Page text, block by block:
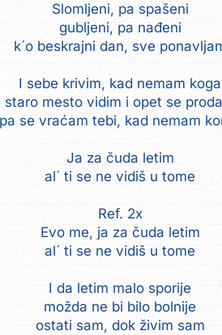
Slomljeni, pa spašeni
gubljeni, pa nađeni
k´o beskrajni dan, sve
I sebe krivim, kad nemam koga
staro mesto vidim i opet se
pa se vraćam tebi, kad nemam
Ja za čuda letim
al´ ti se ne vidiš u tome
Ref. 2x
Evo me, ja za čuda letim
al´ ti se ne vidiš u tome
I da letim malo sporije
možda ne bi bilo bolnije
ostati sam, dok živim sam